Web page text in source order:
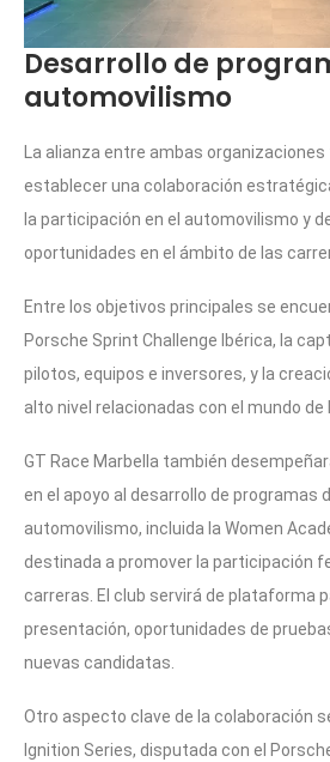
Desarrollo de
automovilismo
La alianza entre ambas
establecer una colaboración
la participación en el automovilismo y
oportunidades en el ámbito de las
Entre los objetivos principales se
Porsche Sprint Challenge Ibérica, la
pilotos, equipos e inversores, y la
alto nivel relacionadas con el mundo de
GT Race Marbella también
en el apoyo al desarrollo de programas
automovilismo, incluida la Women
destinada a promover la participación
carreras. El club servirá de plataforma
presentación, oportunidades de
nuevas candidatas.
Otro aspecto clave de la colaboración
Ignition Series, disputada con el